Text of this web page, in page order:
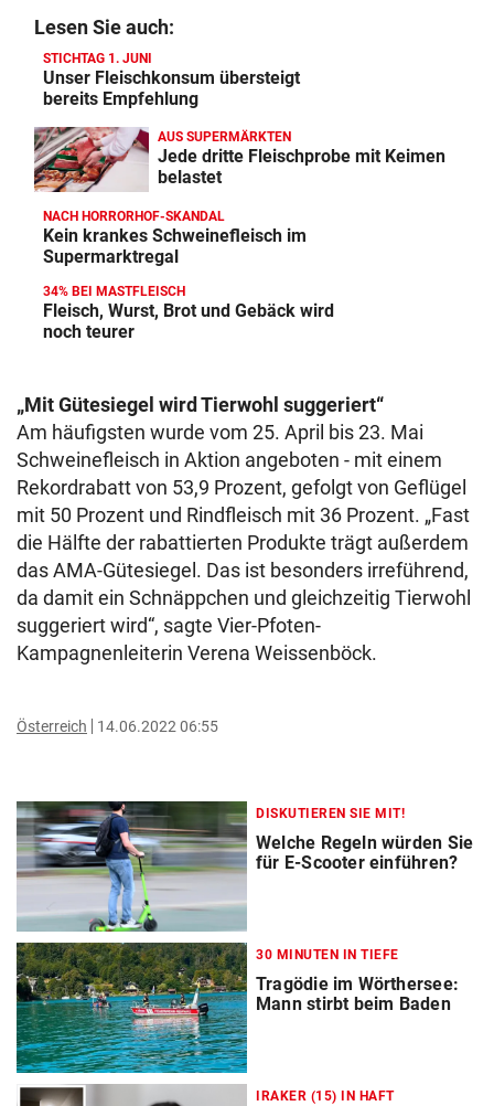
Lesen Sie auch:
STICHTAG 1. JUNI
Unser Fleischkonsum übersteigt
bereits Empfehlung
AUS SUPERMÄRKTEN
Jede dritte Fleischprobe mit Keimen
belastet
NACH HORRORHOF-SKANDAL
Kein krankes Schweinefleisch im
Supermarktregal
34% BEI MASTFLEISCH
Fleisch, Wurst, Brot und Gebäck wird
noch teurer
„Mit Gütesiegel wird Tierwohl suggeriert“
Am häufigsten wurde vom 25. April bis 23. Mai
Schweinefleisch in Aktion angeboten - mit einem
Rekordrabatt von 53,9 Prozent, gefolgt von Geflügel
mit 50 Prozent und Rindfleisch mit 36 Prozent. „Fast
die Hälfte der rabattierten Produkte trägt außerdem
das AMA-Gütesiegel. Das ist besonders irreführend,
da damit ein Schnäppchen und gleichzeitig Tierwohl
suggeriert wird“, sagte Vier-Pfoten-
Kampagnenleiterin Verena Weissenböck.
Österreich 14.06.2022 06:55
DISKUTIEREN SIE MIT!
Welche Regeln würden Sie
für E-Scooter einführen?
30 MINUTEN IN TIEFE
Tragödie im Wörthersee:
Mann stirbt beim Baden
IRAKER (15) IN HAFT